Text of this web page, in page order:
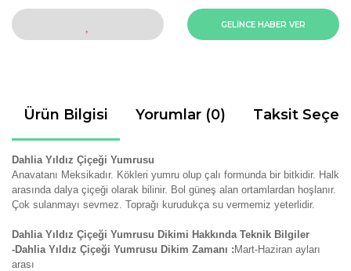
GELİNCE HABER VER
Ürün Bilgisi Yorumlar (0) Taksit
Dahlia Yıldız Çiçeği Yumrusu
Anavatanı Meksikadır. Kökleri yumru olup çalı formunda bir bitkidir. Halk
arasında dalya çiçeği olarak bilinir. Bol güneş alan ortamlardan hoşlanır.
Çok sulanmayı sevmez. Toprağı kurudukça su vermemiz yeterlidir.
Dahlia Yıldız Çiçeği Yumrusu Dikimi Hakkında Teknik Bilgiler
-Dahlia Yıldız Çiçeği Yumrusu Dikim Zamanı : Mart-Haziran ayları
arası